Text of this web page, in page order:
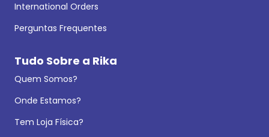
International Orders
Perguntas Frequentes
Tudo Sobre a Rika
Quem Somos?
Onde Estamos?
Tem Loja Física?